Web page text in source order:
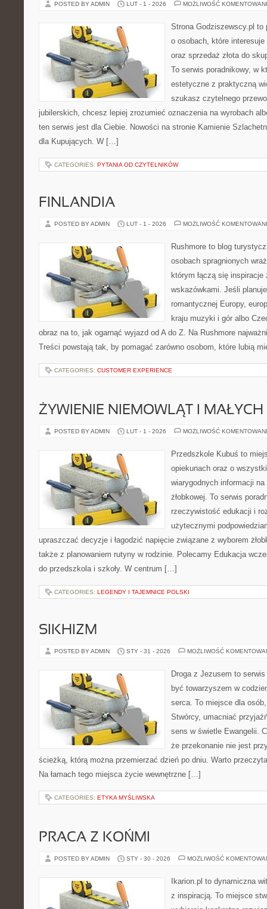
POSTED BY ADMIN LUT - 1 - 2026 MOŻLIWOŚĆ
Strona Godziszewscy.pl to
o osobach, które
oraz sprzedaż złota do
To serwis poradnikowy, w
estetyczne z praktyczną
szukasz czytelnego
jubilerskich, chcesz lepiej zrozumieć oznaczenia na wyrobach
ten serwis jest dla Ciebie. Nowości na stronie Kamienie
dla Kupujących. W […]
CATEGORIES: PYTANIA OD CZYTELNIKÓW
FINLANDIA
POSTED BY ADMIN LUT - 1 - 2026 MOŻLIWOŚĆ
Rushmore to blog
osobach spragnionych
którym łączą się
wskazówkami. Jeśli
romantycznej Europy,
kraju muzyki i gór albo
obraz na to, jak ogarnąć wyjazd od A do Z. Na Rushmore
Treści powstają tak, by pomagać zarówno osobom, które lubią
CATEGORIES: CUSTOMER EXPERIENCE
ŻYWIENIE NIEMOWLĄT I MAŁYCH
POSTED BY ADMIN LUT - 1 - 2026 MOŻLIWOŚĆ
Przedszkole Kubuś to
opiekunach oraz o
wiarygodnych informacji
żłobkowej. To serwis
rzeczywistość edukacji i
użytecznymi
upraszczać decyzje i łagodzić napięcie związane z wyborem
także z planowaniem rutyny w rodzinie. Polecamy Edukacja
do przedszkola i szkoły. W centrum […]
CATEGORIES: LEGENDY I TAJEMNICE POLSKI
SIKHIZM
POSTED BY ADMIN STY - 31 - 2026 MOŻLIWOŚĆ
Droga z Jezusem to
być towarzyszem w
serca. To miejsce dla
Stwórcy, umacniać
sens w świetle Ewangelii.
że przekonanie nie jest
ścieżką, którą można przemierzać dzień po dniu. Warto
Na łamach tego miejsca życie wewnętrzne […]
CATEGORIES: ETYKA MYŚLIWSKA
PRACA Z KOŃMI
POSTED BY ADMIN STY - 30 - 2026 MOŻLIWOŚĆ
Ikarion.pl to dynamiczna
z inspiracją. To miejsce